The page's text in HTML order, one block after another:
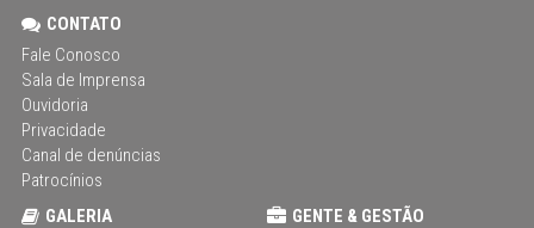
CONTATO
Fale Conosco
Sala de Imprensa
Ouvidoria
Privacidade
Canal de denúncias
Patrocínios
GALERIA
GENTE & GESTÃO